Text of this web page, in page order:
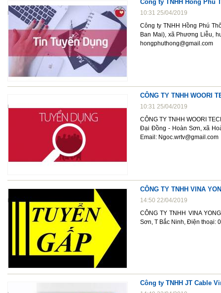
Công ty TNHH Hồng Phú
10:31 25/04/2019
Công ty TNHH Hồng Phú
Ban Mai), xã Phương Liễu,
hongphuthong@gmail.com
CÔNG TY TNHH WOORI
10:31 25/04/2019
CÔNG TY TNHH WOORI
Đại Đồng - Hoàn Sơn, xã
Email: Ngoc.wrtv@gmail.com
CÔNG TY TNHH VINA
14:50 22/04/2019
CÔNG TY TNHH VINA
Sơn, T Bắc Ninh, Điện thoại:
Công ty TNHH JT Cable